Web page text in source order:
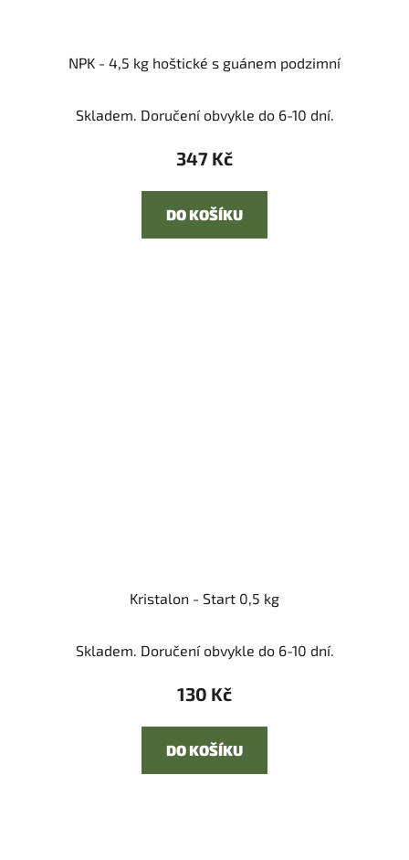
NPK - 4,5 kg hoštické s guánem podzimní
Skladem. Doručení obvykle do 6-10 dní.
347 Kč
DO KOŠÍKU
Kristalon - Start 0,5 kg
Skladem. Doručení obvykle do 6-10 dní.
130 Kč
DO KOŠÍKU